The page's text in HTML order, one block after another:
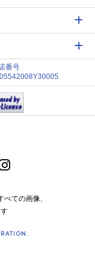
番号
ての画像、